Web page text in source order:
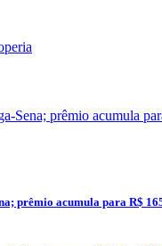
prêmio acumula para R$